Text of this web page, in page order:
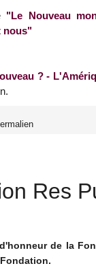
"Le Nouveau
nous"
? -
Res
de la